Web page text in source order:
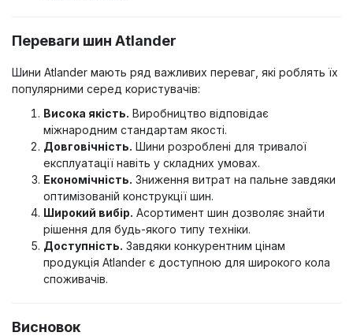
Переваги шин Atlander
Шини Atlander мають ряд важливих переваг, які роблять їх
популярними серед користувачів:
Висока якість. Виробництво відповідає
міжнародним стандартам якості.
Довговічність. Шини розроблені для тривалої
експлуатації навіть у складних умовах.
Економічність. Зниження витрат на пальне завдяки
оптимізованій конструкції шин.
Широкий вибір. Асортимент шин дозволяє знайти
рішення для будь-якого типу техніки.
Доступність. Завдяки конкурентним цінам
продукція Atlander є доступною для широкого кола
споживачів.
Висновок